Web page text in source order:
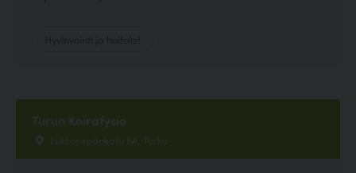
Turun Koirafysio
Lukkosepänkatu 6A, Turku